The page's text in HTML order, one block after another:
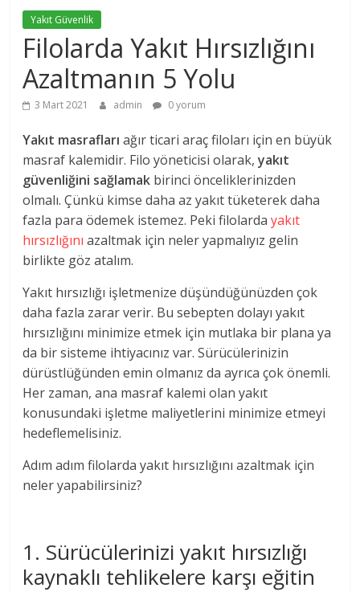
Yakıt Güvenlik
Filolarda Yakıt Hırsızlığını
Azaltmanın 5 Yolu
3 Mart 2021 admin 0 yorum
Yakıt masrafları ağır ticari araç filoları için en büyük
masraf kalemidir. Filo yöneticisi olarak,yakıt
güvenliğini sağlamak birinci önceliklerinizden
olmalı. Çünkü kimse daha az yakıt tüketerek daha
fazla para ödemek istemez. Peki filolardayakıt
hırsızlığını azaltmak için neler yapmalıyız gelin
birlikte göz atalım.
Yakıt hırsızlığı işletmenize düşündüğünüzden çok
daha fazla zarar verir. Bu sebepten dolayı yakıt
hırsızlığını minimize etmek için mutlaka bir plana ya
da bir sisteme ihtiyacınız var. Sürücülerinizin
dürüstlüğünden emin olmanız da ayrıca çok önemli.
Her zaman, ana masraf kalemi olan yakıt
konusundaki işletme maliyetlerini minimize etmeyi
hedeflemelisiniz.
Adım adım filolarda yakıt hırsızlığını azaltmak için
neler yapabilirsiniz?
1. Sürücülerinizi yakıt hırsızlığı
kaynaklı tehlikelere karşı eğitin